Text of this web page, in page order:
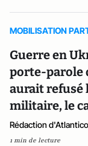
MOBILISATION
Guerre en
porte-parole
aurait refusé
militaire, le
Rédaction d'Atlantico
1 min de lecture